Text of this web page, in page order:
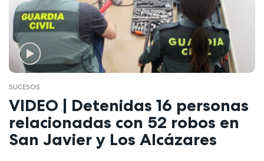
SUCESOS
VIDEO | Detenidas 16 personas
relacionadas con 52 robos en
San Javier y Los Alcázares